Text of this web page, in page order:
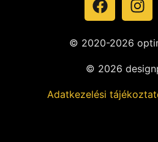
© 2020-2026
© 2026
Adatkezelési